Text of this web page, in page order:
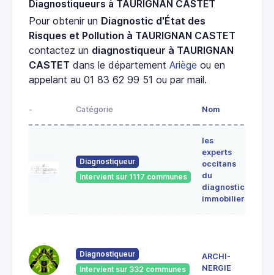
Diagnostiqueurs à TAURIGNAN CASTET
Pour obtenir un Diagnostic d'État des
Risques et Pollution à TAURIGNAN CASTET
contactez un diagnostiqueur à TAURIGNAN
CASTET dans le département Ariège ou en
appelant au 01 83 62 99 51 ou par mail.
- Catégorie Nom
Diagnostiqueur
Intervient sur 1117 communes
les
experts
occitans
du
diagnostic
immobilier
Diagnostiqueur
Intervient sur 332 communes
ARCHI-
NERGIE